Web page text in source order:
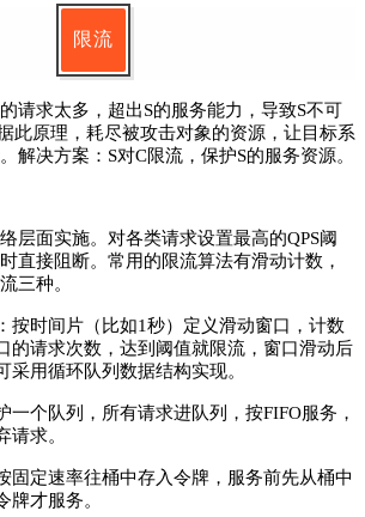
限流
请求太多，超出S的服务能力，导致S不可
此原理，耗尽被攻击对象的资源，让目标系
解决方案：S对C限流，保护S的服务资源。
层面实施。对各类请求设置最高的QPS阈
直接阻断。常用的限流算法有滑动计数，
三种。
：按时间片（比如1秒）定义滑动窗口，计数
的请求次数，达到阈值就限流，窗口滑动后
采用循环队列数据结构实现。
一个队列，所有请求进队列，按FIFO服务，
请求。
固定速率往桶中存入令牌，服务前先从桶中
牌才服务。